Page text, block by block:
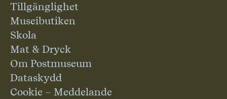
Tillgänglighet
Museibutiken
Skola
Mat & Dryck
Om Postmuseum
Dataskydd
Cookie – Meddelande